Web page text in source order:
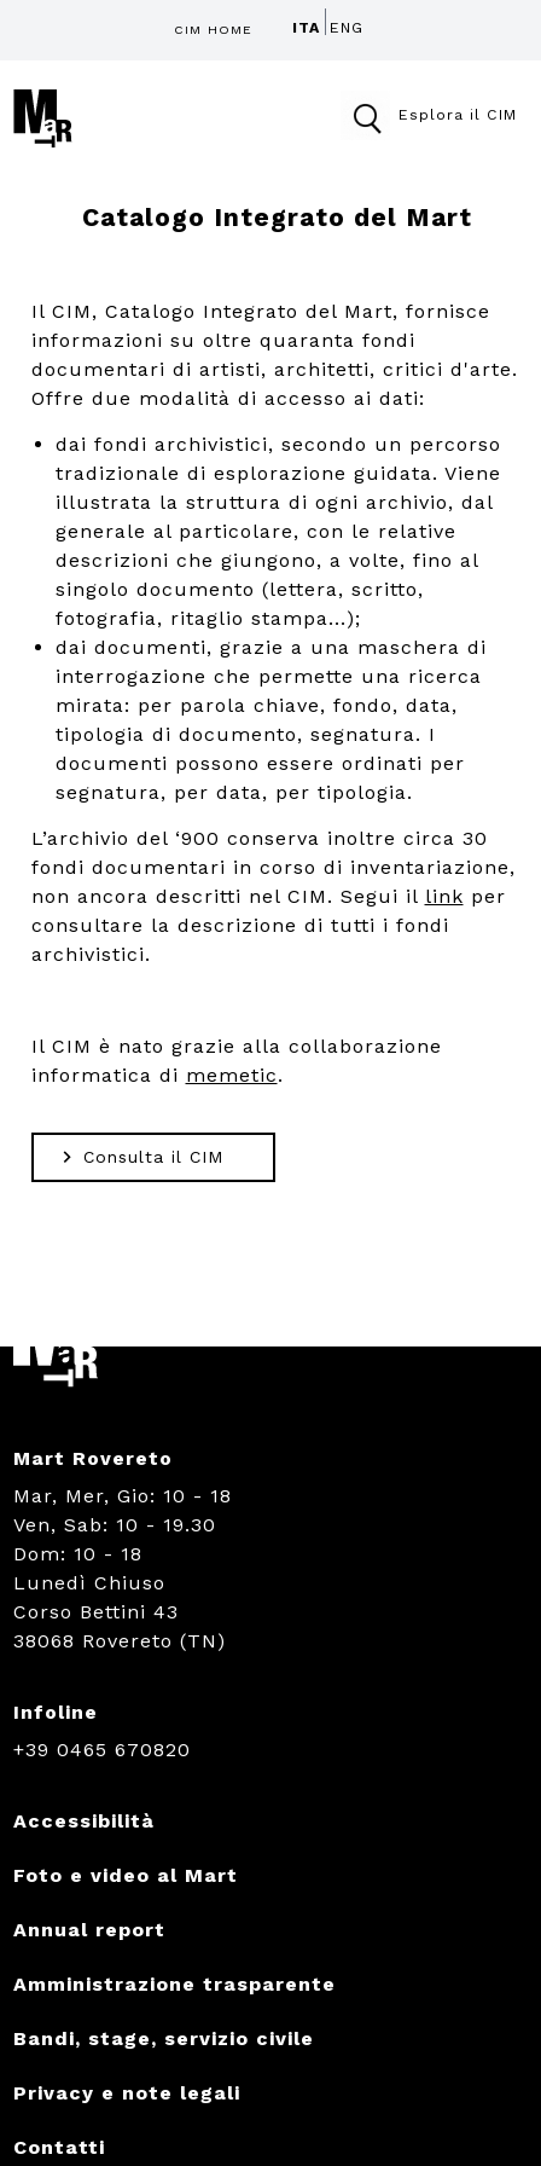
CIM HOME ITA ENG
Esplora il CIM
Catalogo Integrato del Mart
Il CIM, Catalogo Integrato del Mart, fornisce
informazioni su oltre quaranta fondi
documentari di artisti, architetti, critici d'arte.
Offre due modalità di accesso ai dati:
dai fondi archivistici, secondo un percorso
tradizionale di esplorazione guidata. Viene
illustrata la struttura di ogni archivio, dal
generale al particolare, con le relative
descrizioni che giungono, a volte, fino al
singolo documento (lettera, scritto,
fotografia, ritaglio stampa...);
dai documenti, grazie a una maschera di
interrogazione che permette una ricerca
mirata: per parola chiave, fondo, data,
tipologia di documento, segnatura. I
documenti possono essere ordinati per
segnatura, per data, per tipologia.
L’archivio del ‘900 conserva inoltre circa 30
fondi documentari in corso di inventariazione,
non ancora descritti nel CIM. Segui il link per
consultare la descrizione di tutti i fondi
archivistici.
Il CIM è nato grazie alla collaborazione
informatica di memetic.
Consulta il CIM
Mart Rovereto
Mar, Mer, Gio: 10 - 18
Ven, Sab: 10 - 19.30
Dom: 10 - 18
Lunedì Chiuso
Corso Bettini 43
38068 Rovereto (TN)
Infoline
+39 0465 670820
Accessibilità
Foto e video al Mart
Annual report
Amministrazione trasparente
Bandi, stage, servizio civile
Privacy e note legali
Contatti